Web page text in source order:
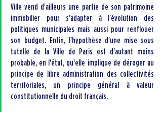
Ville vend d'ailleurs une partie de son patrimoine
immobilier pour s'adapter à l'évolution des
politiques municipales mais aussi pour renflouer
son budget. Enfin, l'hypothèse d'une mise sous
tutelle de la Ville de Paris est d'autant moins
probable, en l'état, qu'elle implique de déroger au
principe de libre administration des collectivités
territoriales, un principe général à valeur
constitutionnelle du droit français.